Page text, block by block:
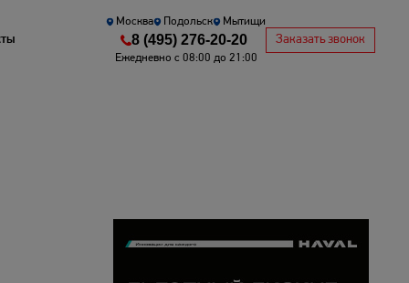
Москва Подольск Мытищи
8 (495) 276-20-20
Ежедневно с 08:00 до 21:00
Заказать звонок